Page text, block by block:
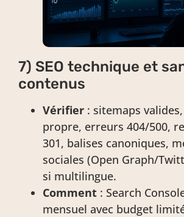
7) SEO technique et
contenus
Vérifier : sitemaps
propre, erreurs 404/500,
301, balises canoniques,
sociales (Open Graph/
si multilingue.
Comment : Search
mensuel avec budget